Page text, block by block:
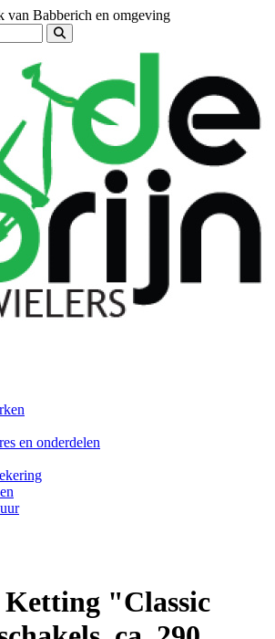
van Babberich en omgeving
en onderdelen
"Classic